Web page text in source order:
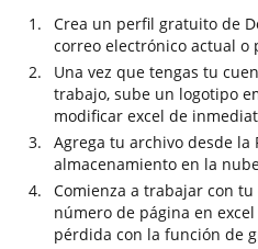
Crea un perfil gratuito de
correo electrónico actual o
Una vez que tengas tu
trabajo, sube un logotipo
modificar excel de
Agrega tu archivo desde la
almacenamiento en la
Comienza a trabajar con
número de página en
pérdida con la función de